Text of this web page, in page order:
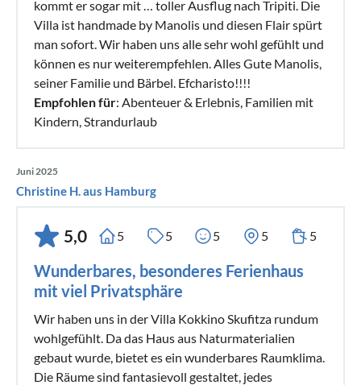
kommt er sogar mit … toller Ausflug nach Tripiti. Die
Villa ist handmade by Manolis und diesen Flair spürt
man sofort. Wir haben uns alle sehr wohl gefühlt und
können es nur weiterempfehlen. Alles Gute Manolis,
seiner Familie und Bärbel. Efcharisto!!!!
Empfohlen für: Abenteuer & Erlebnis, Familien mit
Kindern, Strandurlaub
Juni 2025
Christine H. aus Hamburg
5,0 5 5 5 5 5
Wunderbares, besonderes Ferienhaus
mit viel Privatsphäre
Wir haben uns in der Villa Kokkino Skufitza rundum
wohlgefühlt. Da das Haus aus Naturmaterialien
gebaut wurde, bietet es ein wunderbares Raumklima.
Die Räume sind fantasievoll gestaltet, jedes